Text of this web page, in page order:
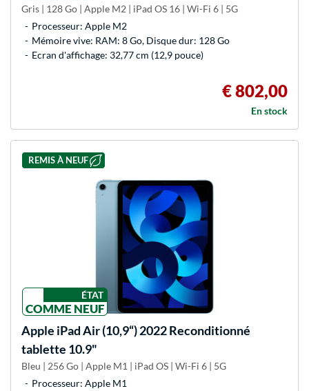
Gris | 128 Go | Apple M2 | iPad OS 16 | Wi-Fi 6 | 5G
Processeur: Apple M2
Mémoire vive: RAM: 8 Go, Disque dur: 128 Go
Ecran d'affichage: 32,77 cm (12,9 pouce)
€ 802,00
En stock
REMIS À NEUF
ÉTAT
COMME NEUF
Apple iPad Air (10,9“) 2022 Reconditionné
tablette 10.9"
Bleu | 256 Go | Apple M1 | iPad OS | Wi-Fi 6 | 5G
Processeur: Apple M1